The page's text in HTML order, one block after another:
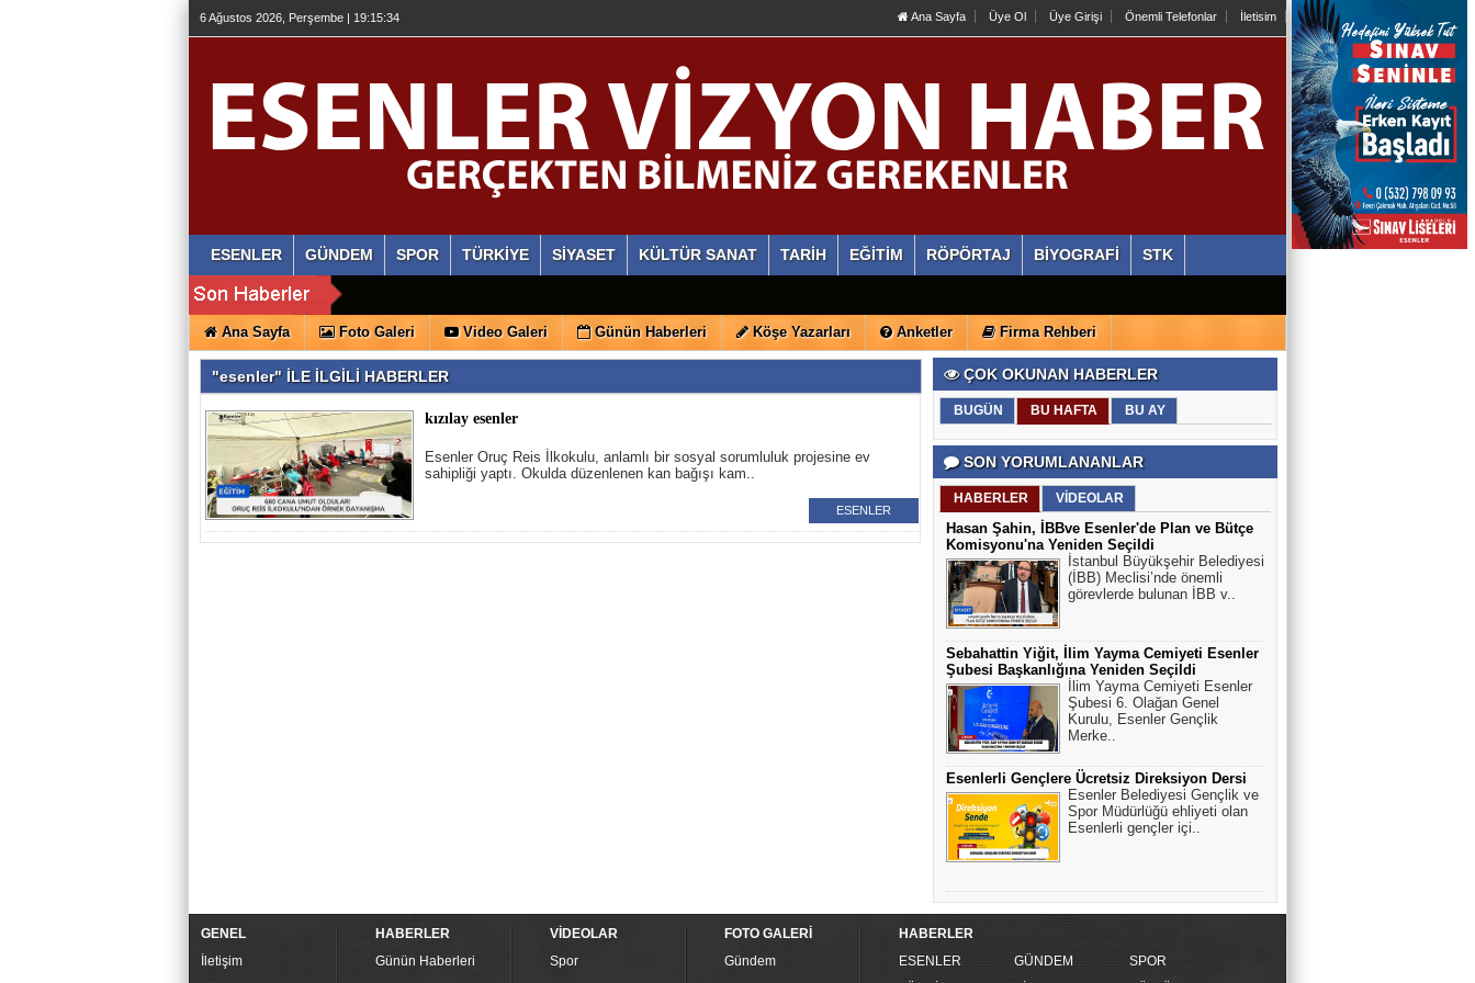
6 Ağustos 2026, Perşembe | 19:15:35 Ana Sayfa Üye Ol Üye Girişi Önemli Telefonlar İletisim
ESENLER GÜNDEM SPOR TÜRKİYE SİYASET KÜLTÜR SANAT TARİH EĞİTİM RÖPÖRTAJ BİYOGRAFİ STK
Ana Sayfa Foto Galeri Video Galeri Günün Haberleri Köşe Yazarları Anketler Firma Rehberi
"esenler" İLE İLGİLİ HABERLER
kızılay esenler
Esenler Oruç Reis İlkokulu, anlamlı bir sosyal sorumluluk projesine ev
sahipliği yaptı. Okulda düzenlenen kan bağışı kam..
ESENLER
ÇOK OKUNAN HABERLER
BUGÜN BU HAFTA BU AY
SON YORUMLANANLAR
HABERLER VİDEOLAR
Hasan Şahin, İBBve Esenler'de Plan ve Bütçe
Komisyonu'na Yeniden Seçildi
İstanbul Büyükşehir Belediyesi
(İBB) Meclisi’nde önemli
görevlerde bulunan İBB v..
Sebahattin Yiğit, İlim Yayma Cemiyeti Esenler
Şubesi Başkanlığına Yeniden Seçildi
İlim Yayma Cemiyeti Esenler
Şubesi 6. Olağan Genel
Kurulu, Esenler Gençlik
Merke..
Esenlerli Gençlere Ücretsiz Direksiyon Dersi
Esenler Belediyesi Gençlik ve
Spor Müdürlüğü ehliyeti olan
Esenlerli gençler içi..
GENEL
İletişim
HABERLER
Günün Haberleri
VİDEOLAR
Spor
FOTO GALERİ
Gündem
HABERLER
ESENLER
GÜNDEM
SPOR